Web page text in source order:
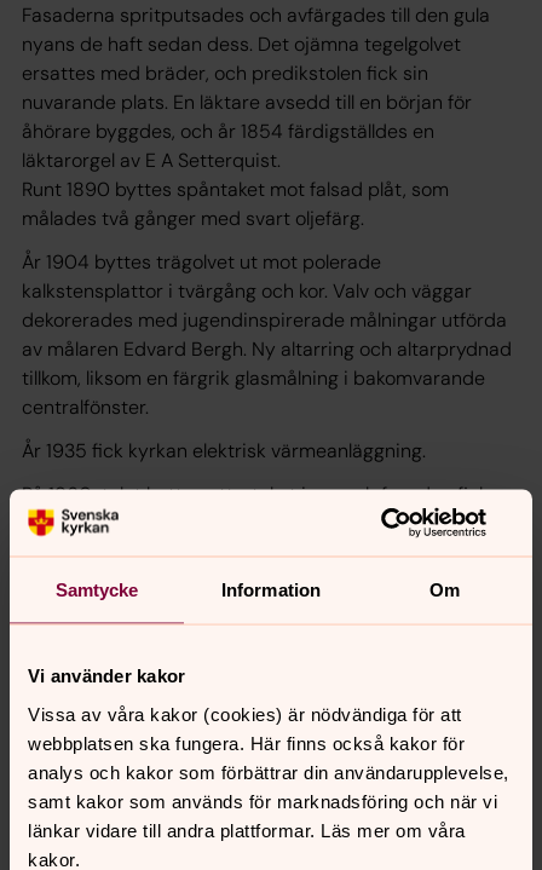
Samtycke Information Om
Vi använder kakor
Vissa av våra kakor (cookies) är nödvändiga för att
webbplatsen ska fungera. Här finns också kakor för
analys och kakor som förbättrar din användarupplevelse,
samt kakor som används för marknadsföring och när vi
länkar vidare till andra plattformar. Läs mer om våra
kakor.
Fasaderna spritputsades och avfärgades till den gula
nyans de haft sedan dess. Det ojämna tegelgolvet
ersattes med bräder, och predikstolen fick sin
nuvarande plats. En läktare avsedd till en början för
åhörare byggdes, och år 1854 färdigställdes en
läktarorgel av E A Setterquist.
Runt 1890 byttes spåntaket mot falsad plåt, som
målades två gånger med svart oljefärg.
År 1904 byttes trägolvet ut mot polerade
kalkstensplattor i tvärgång och kor. Valv och väggar
dekorerades med jugendinspirerade målningar utförda
av målaren Edvard Bergh. Ny altarring och altarprydnad
tillkom, liksom en färgrik glasmålning i bakomvarande
centralfönster.
År 1935 fick kyrkan elektrisk värmeanläggning.
På 1960-talet byttes yttertaket igen och fasaden fick ny
spritputs i samma nyans som tidigare. Interiört målades
bänkinredningen om i en ”blygrå” nyans. WC,
städutrymme och väntrum iordningsställdes i en
2000-talet
Kyrkan moderniserades under åren 2004-20015 då
ramp för rörelsehindrade byggdes i kyrkans vapenhus,
och WC för rörelsehindrade inreddes i
läktarunderbyggnaden. År 2006-2007 drogs nya
elledningar i hela kyrkan. Nya fläktelement installerades.